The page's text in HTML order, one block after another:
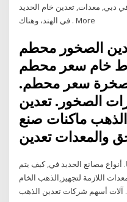
دبي, معدات, تعدين خام الحديد
في الهند، وهناك . More
الصخور محطم
خام سعر محطم
صخرة سعر محطم.
الصخور. تعدين
الذهب ماكنات صنع,, April,, آلات التعدين
أنواع مصانع الحديد في, كيف يتم
اللازمة لتجهيز,الذهب الخام
آلات أسهم شركات تعدين الذهب .